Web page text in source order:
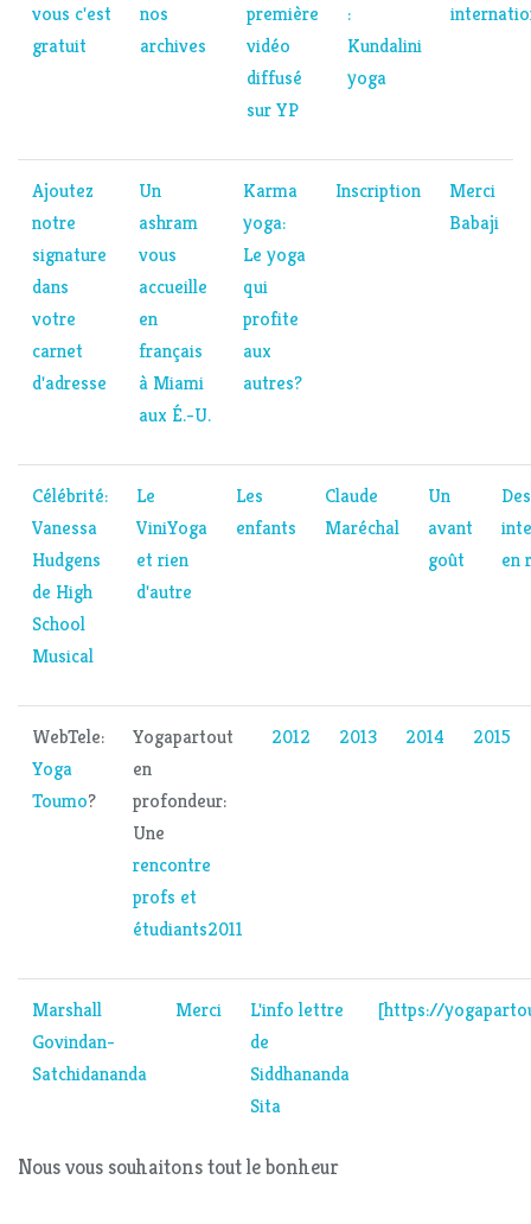
vous c'est
gratuit
nos
archives
première
vidéo
diffusé
sur YP
:
Kundalini
yoga
Ajoutez
notre
signature
dans
votre
carnet
d'adresse
Un
ashram
vous
accueille
en
français
à Miami
aux É.-U.
Karma
yoga:
Le yoga
qui
profite
aux
autres?
Inscription
Merci
Babaji
Célébrité:
Vanessa
Hudgens
de High
School
Musical
Le
ViniYoga
et rien
d'autre
Les
enfants
Claude
Maréchal
Un
avant
goût
Des
en
WebTele:
Yoga
Toumo?
Yogapartout
en
profondeur:
Une
rencontre
profs et
étudiants2011
2012 2013 2014 2015
Marshall
Govindan-
Satchidananda
Merci
L'info lettre
de
Siddhananda
Sita
[https://
Nous vous souhaitons tout le bonheur